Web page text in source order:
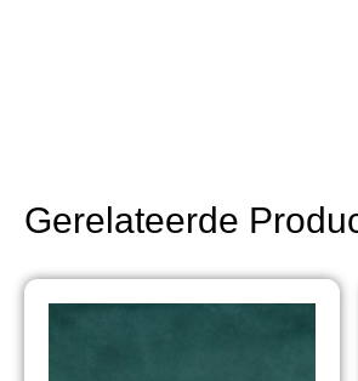
Gerelateerde